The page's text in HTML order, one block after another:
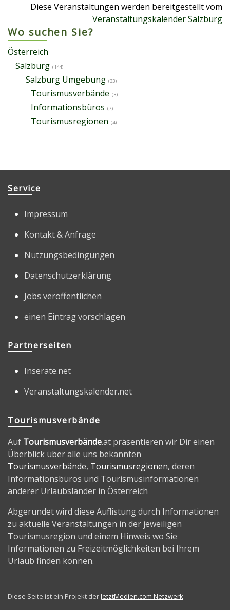
Diese Veranstaltungen werden bereitgestellt vom
Veranstaltungskalender Salzburg
Wo suchen Sie?
Österreich
Salzburg (144)
Salzburg Umgebung (33)
Tourismusverbände (3)
Informationsbüros (7)
Tourismusregionen (4)
Service
Impressum
Kontakt & Anfrage
Nutzungsbedingungen
Datenschutzerklärung
Jobs veröffentlichen
einen Eintrag vorschlagen
Partnerseiten
Inserate.net
Veranstaltungskalender.net
Tourismusverbände
Auf Tourismusverbände.at präsentieren wir Dir einen
Überblick über alle uns bekannten
Tourismusverbände, Tourismusregionen, deren
Informationsbüros und Tourismusinformationen
anderer Urlaubsländer in Österreich
Abgerundet wird diese Auflistung durch Informationen
zu aktuelle Veranstaltungen in der jeweiligen
Tourismusregion und einem Hinweis wo Sie
Informationen zu Freizeitmöglichkeiten bei Ihrem
Urlaub finden können.
Diese Seite ist ein Projekt derJetztMedien.com Netzwerk